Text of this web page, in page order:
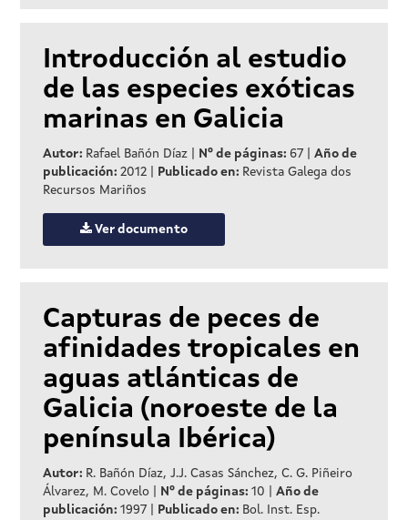
Introducción al estudio
de las especies exóticas
marinas en Galicia
Autor: Rafael Bañón Díaz Nº de páginas:67 |Año de
publicación:2012 Publicado en: Revista Galega dos
Recursos Mariños
Ver documento
Capturas de peces de
afinidades tropicales en
aguas atlánticas de
Galicia (noroeste de la
península Ibérica)
Autor: R. Bañón Díaz, J.J. Casas Sánchez, C. G. Piñeiro
Álvarez, M. Covelo
Nº de páginas:10 |Año de
publicación:1997 Publicado en: Bol. Inst. Esp.